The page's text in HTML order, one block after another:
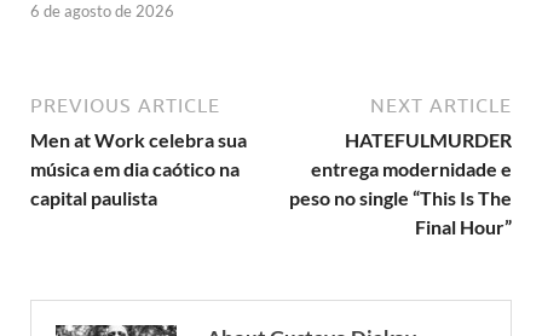
6 de agosto de 2026
PREVIOUS ARTICLE
Men at Work celebra sua
música em dia caótico na
capital paulista
NEXT ARTICLE
HATEFULMURDER
entrega modernidade e
peso no single “This Is The
Final Hour”